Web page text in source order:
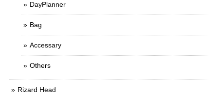
DayPlanner
Bag
Accessary
Others
Rizard Head